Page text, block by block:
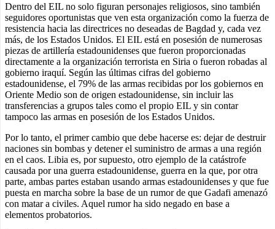
Dentro del EIL no solo figuran personajes religiosos, sino también
seguidores oportunistas que ven esta organización como la fuerza de
resistencia hacia las directrices no deseadas de Bagdad y, cada vez
más, de los Estados Unidos. El EIL está en posesión de numerosas
piezas de artillería estadounidenses que fueron proporcionadas
directamente a la organización terrorista en Siria o fueron robadas al
gobierno iraquí. Según las últimas cifras del gobierno
estadounidense, el 79% de las armas recibidas por los gobiernos en
Oriente Medio son de origen estadounidense, sin incluir las
transferencias a grupos tales como el propio EIL y sin contar
tampoco las armas en posesión de los Estados Unidos.
Por lo tanto, el primer cambio que debe hacerse es: dejar de destruir
naciones sin bombas y detener el suministro de armas a una región
en el caos. Libia es, por supuesto, otro ejemplo de la catástrofe
causada por una guerra estadounidense, guerra en la que, por otra
parte, ambas partes estaban usando armas estadounidenses y que fue
puesta en marcha sobre la base de un rumor de que Gadafi amenazó
con matar a civiles. Aquel rumor ha sido negado en base a
elementos probatorios.